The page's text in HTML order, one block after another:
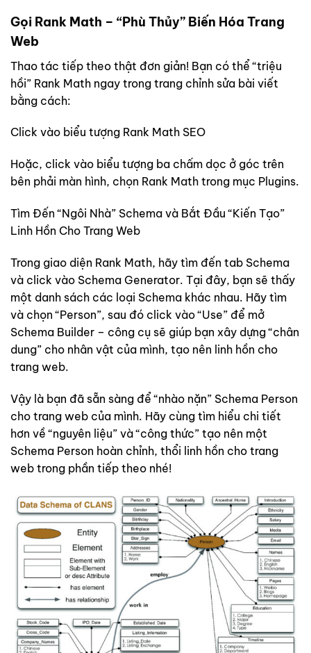
Gọi Rank Math – “Phù Thủy” Biến Hóa Trang
Web
Thao tác tiếp theo thật đơn giản! Bạn có thể “triệu
hồi” Rank Math ngay trong trang chỉnh sửa bài viết
bằng cách:
Click vào biểu tượng Rank Math SEO
Hoặc, click vào biểu tượng ba chấm dọc ở góc trên
bên phải màn hình, chọn Rank Math trong mục Plugins.
Tìm Đến “Ngôi Nhà” Schema và Bắt Đầu “Kiến Tạo”
Linh Hồn Cho Trang Web
Trong giao diện Rank Math, hãy tìm đến tab Schema
và click vào Schema Generator. Tại đây, bạn sẽ thấy
một danh sách các loại Schema khác nhau. Hãy tìm
và chọn “Person”, sau đó click vào “Use” để mở
Schema Builder – công cụ sẽ giúp bạn xây dựng “chân
dung” cho nhân vật của mình, tạo nên linh hồn cho
trang web.
Vậy là bạn đã sẵn sàng để “nhào nặn” Schema Person
cho trang web của mình. Hãy cùng tìm hiểu chi tiết
hơn về “nguyên liệu” và “công thức” tạo nên một
Schema Person hoàn chỉnh, thổi linh hồn cho trang
web trong phần tiếp theo nhé!